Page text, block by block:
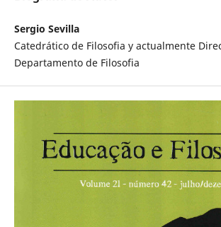
Sergio Sevilla
Catedrático de Filosofia y actualmente
Departamento de Filosofia